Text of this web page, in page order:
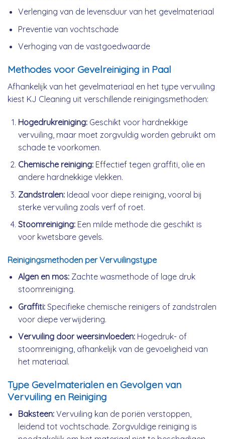
Verlenging van de levensduur van het gevelmateriaal
Preventie van vochtschade
Verhoging van de vastgoedwaarde
Methodes voor Gevelreiniging in Paal
Afhankelijk van het gevelmateriaal en het type vervuiling
kiest KJ Cleaning uit verschillende reinigingsmethoden:
Hogedrukreiniging:Geschikt voor hardnekkige
vervuiling, maar moet zorgvuldig worden gebruikt om
schade te voorkomen.
Chemische reiniging:Effectief tegen graffiti, olie en
andere hardnekkige vlekken.
Zandstralen:Ideaal voor diepe reiniging, vooral bij
sterke vervuiling zoals verf of roet.
Stoomreiniging:Een milde methode die geschikt is
voor kwetsbare gevels.
Reinigingsmethoden per Vervuilingstype
Algen en mos:Zachte wasmethode of lage druk
stoomreiniging.
Graffiti:Specifieke chemische reinigers of zandstralen
voor diepe verwijdering.
Vervuiling door weersinvloeden:Hogedruk- of
stoomreiniging, afhankelijk van de gevoeligheid van
het materiaal.
Type Gevelmaterialen en Gevolgen van
Vervuiling en Reiniging
Baksteen:Vervuiling kan de poriën verstoppen,
leidend tot vochtschade. Zorgvuldige reiniging is